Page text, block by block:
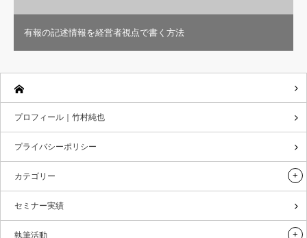
有報の記述情報を経営者視点で書く方法
プロフィール｜竹村純也
プライバシーポリシー
カテゴリー
セミナー実績
執筆活動